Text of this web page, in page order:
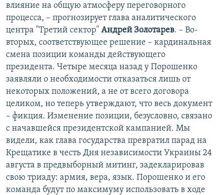
влияние на общую атмосферу переговорного
процесса, – прогнозирует глава аналитического
центра "Третий сектор" Андрей Золотарев. – Во-
вторых, соответствующее решение – кардинальная
смена позиции команды действующего
президента. Четыре месяца назад у Порошенко
заявляли о необходимости отказаться лишь от
некоторых положений, а не от всего договора
целиком, но теперь утверждают, что весь документ
– фикция. Изменение позиции, безусловно, связано
с начавшейся президентской кампанией. Мы
видели, как глава государства превратил парад на
Крещатике в честь Дня независимости Украины 24
августа в предвыборный митинг, задекларировав
свою триаду: армия, вера, язык. Порошенко и его
команда будут по максимуму использовать в ходе